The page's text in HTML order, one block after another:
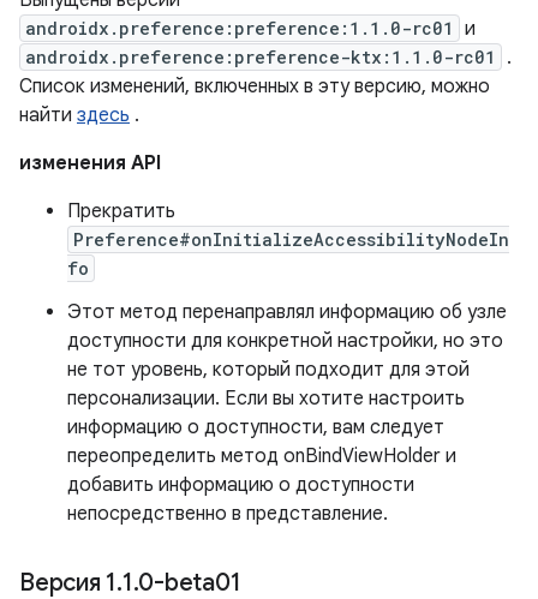
androidx.preference:preference:1.1.0-rc01 и
androidx.preference:preference-ktx:1.1.0-rc01
.
Список изменений, включенных в эту версию, можно
найти здесь .
изменения API
Прекратить
Preference#onInitializeAccessibilityNodeIn
fo
Этот метод перенаправлял информацию об узле
доступности для конкретной настройки, но это
не тот уровень, который подходит для этой
персонализации. Если вы хотите настроить
информацию о доступности, вам следует
переопределить метод onBindViewHolder и
добавить информацию о доступности
непосредственно в представление.
Версия 1.1.0-beta01